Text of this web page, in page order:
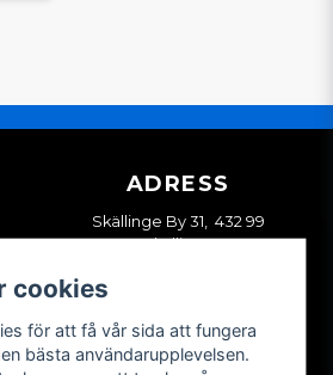
ADRESS
Skällinge By 31, 432 99
Skällinge
cookies
för att få vår sida att fungera
bästa användarupplevelsen.